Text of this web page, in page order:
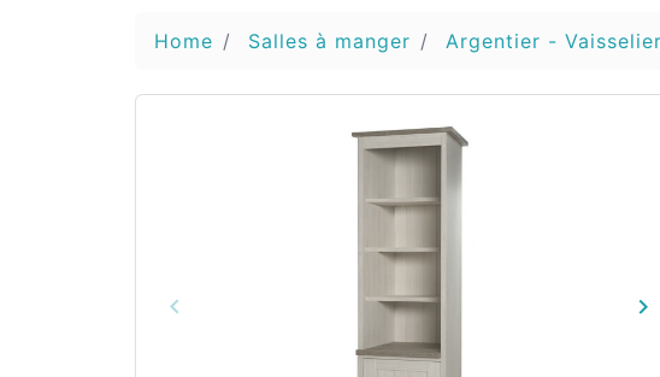
Home Salles à manger Argentier -
Vorige
keyboard_arrow_left keyboard_arrow_right